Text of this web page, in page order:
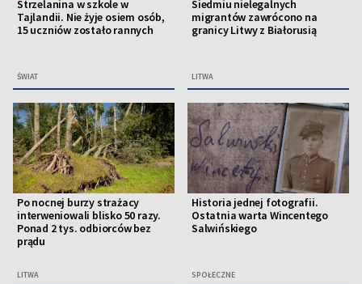
Strzelanina w szkole w
Tajlandii. Nie żyje osiem osób,
15 uczniów zostało rannych
ŚWIAT
Siedmiu nielegalnych
migrantów zawrócono na
granicy Litwy z Białorusią
LITWA
Po nocnej burzy strażacy
interweniowali blisko 50 razy.
Ponad 2 tys. odbiorców bez
prądu
LITWA
Historia jednej fotografii.
Ostatnia warta Wincentego
Salwińskiego
SPOŁECZNE